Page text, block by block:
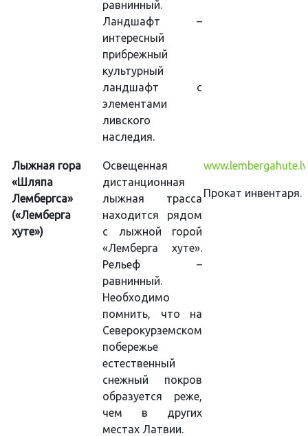
равнинный.
Ландшафт –
интересный
прибрежный
культурный
ландшафт с
элементами
ливского
наследия.
Лыжная гора
«Шляпа
Лембергса»
(«Лемберга
хуте»)
Освещенная
дистанционная
лыжная трасса
находится рядом
с лыжной горой
«Лемберга хуте».
Рельеф –
равнинный.
Необходимо
помнить, что на
Северокурземском
побережье
естественный
снежный покров
образуется реже,
чем в других
местах Латвии.
www.lembergahute.lv
Прокат инвентаря.